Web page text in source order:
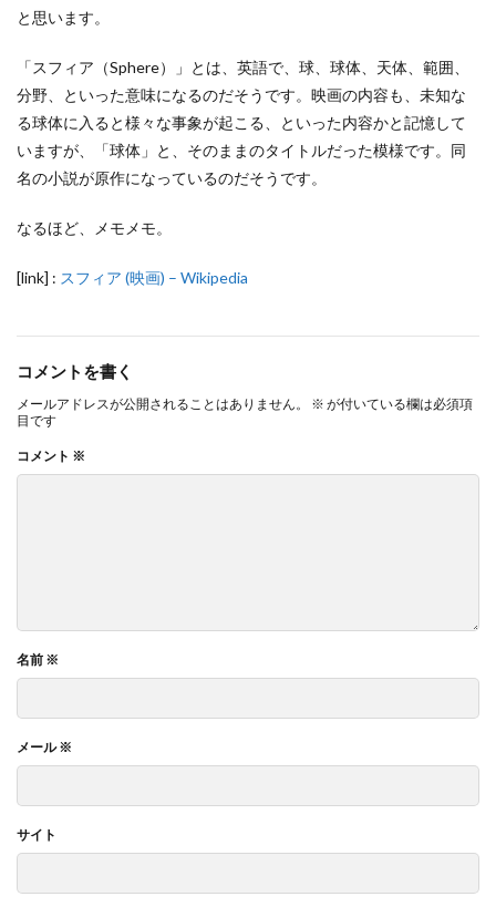
と思います。
「スフィア（Sphere）」とは、英語で、球、球体、天体、範囲、
分野、といった意味になるのだそうです。映画の内容も、未知な
る球体に入ると様々な事象が起こる、といった内容かと記憶して
いますが、「球体」と、そのままのタイトルだった模様です。同
名の小説が原作になっているのだそうです。
なるほど、メモメモ。
[link] : スフィア (映画) – Wikipedia
コメントを書く
メールアドレスが公開されることはありません。 ※ が付いている欄は必須項
目です
コメント ※
名前 ※
メール※
サイト